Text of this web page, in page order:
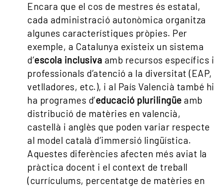
Encara que el cos de mestres és estatal,
cada administració autonòmica organitza
algunes característiques pròpies. Per
exemple, a Catalunya existeix un sistema
d’escola inclusiva amb recursos específics i
professionals d’atenció a la diversitat (EAP,
vetlladores, etc.), i al País Valencià també hi
ha programes d’educació plurilingüe amb
distribució de matèries en valencià,
castellà i anglès que poden variar respecte
al model català d’immersió lingüística.
Aquestes diferències afecten més aviat la
pràctica docent i el context de treball
(currículums, percentatge de matèries en